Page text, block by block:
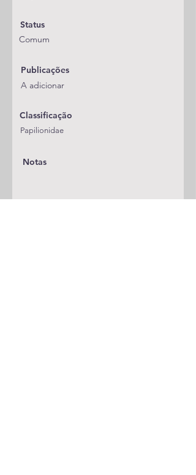
Status
Comum
Publicações
A adicionar
Classificação
Papilionidae
Notas